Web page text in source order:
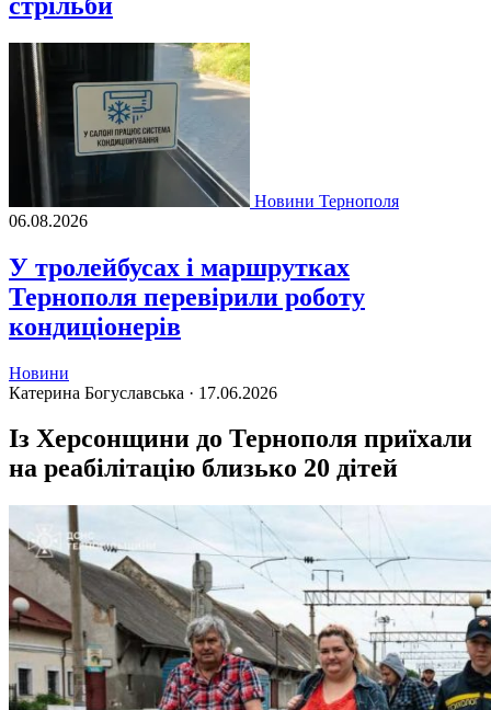
Новини Тернополя
06.08.2026
У тролейбусах і маршрутках
Тернополя перевірили роботу
кондиціонерів
Новини
Катерина Богуславська · 17.06.2026
Із Херсонщини до Тернополя приїхали
на реабілітацію близько 20 дітей